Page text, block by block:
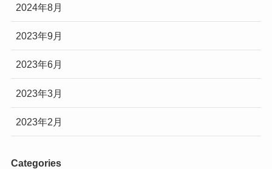
2024年8月
2023年9月
2023年6月
2023年3月
2023年2月
Categories